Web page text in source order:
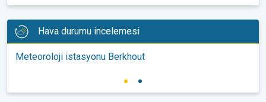
Hava durumu incelemesi
Meteoroloji istasyonu Berkhout